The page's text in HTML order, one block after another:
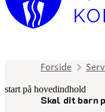
Forside
start på hovedindhold
Skal dit barn